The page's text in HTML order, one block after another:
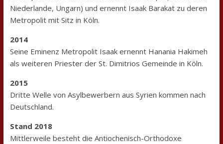
Niederlande, Ungarn) und ernennt Isaak Barakat zu deren
Metropolit mit Sitz in Köln.
2014
Seine Eminenz Metropolit Isaak ernennt Hanania Hakimeh
als weiteren Priester der St. Dimitrios Gemeinde in Köln.
2015
Dritte Welle von Asylbewerbern aus Syrien kommen nach
Deutschland.
Stand 2018
Mittlerweile besteht die Antiochenisch-Orthodoxe